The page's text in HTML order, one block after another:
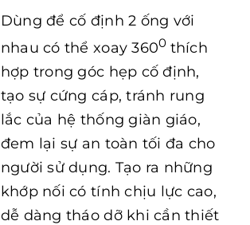
Dùng để cố định 2 ống với
nhau có thể xoay 3600 thích
hợp trong góc hẹp cố định,
tạo sự cứng cáp, tránh rung
lắc của hệ thống giàn giáo,
đem lại sự an toàn tối đa cho
người sử dụng. Tạo ra những
khớp nối có tính chịu lực cao,
dễ dàng tháo dỡ khi cần thiết